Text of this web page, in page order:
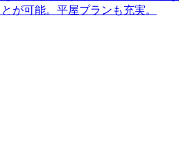
が可能。平屋プランも充実。